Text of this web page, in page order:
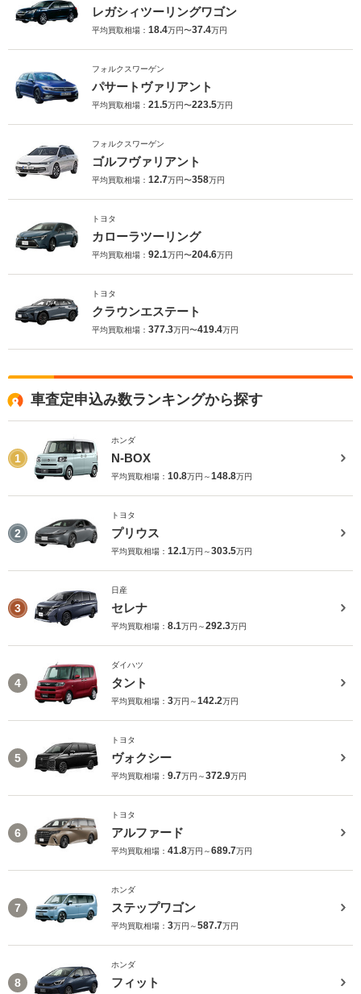
レガシィツーリングワゴン
平均買取相場： 18.4万円〜37.4万円
フォルクスワーゲン
パサートヴァリアント
平均買取相場： 21.5万円〜223.5万円
フォルクスワーゲン
ゴルフヴァリアント
平均買取相場： 12.7万円〜358万円
トヨタ
カローラツーリング
平均買取相場： 92.1万円〜204.6万円
トヨタ
クラウンエステート
平均買取相場： 377.3万円〜419.4万円
車査定申込み数ランキングから探す
1
ホンダ
N-BOX
平均買取相場： 10.8万円～148.8万円
2
トヨタ
プリウス
平均買取相場： 12.1万円～303.5万円
3
日産
セレナ
平均買取相場： 8.1万円～292.3万円
4
ダイハツ
タント
平均買取相場： 3万円～142.2万円
5
トヨタ
ヴォクシー
平均買取相場： 9.7万円～372.9万円
6
トヨタ
アルファード
平均買取相場： 41.8万円～689.7万円
7
ホンダ
ステップワゴン
平均買取相場： 3万円～587.7万円
8
ホンダ
フィット